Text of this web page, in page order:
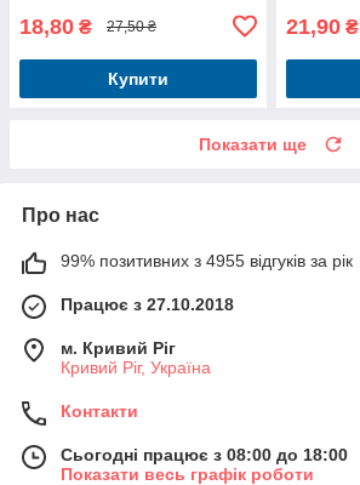
18,80 ₴ 27,50 ₴
Купити
21,90 ₴
Показати ще
Про нас
99% позитивних з 4955 відгуків за рік
Працює з 27.10.2018
м. Кривий Ріг
Кривий Ріг, Україна
Контакти
Сьогодні працює з 08:00 до 18:00
Показати весь графік роботи